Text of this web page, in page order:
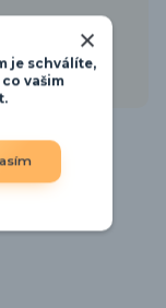
je schválíte,
vašim